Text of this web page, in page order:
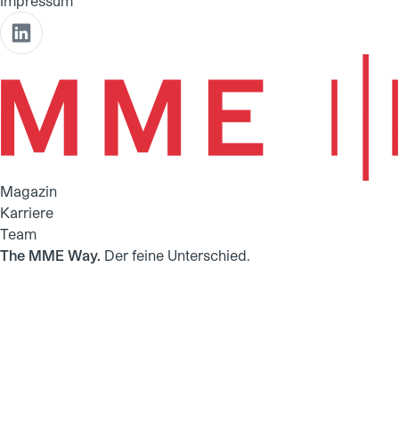
Magazin
Karriere
Team
The MME Way. Der feine Unterschied.